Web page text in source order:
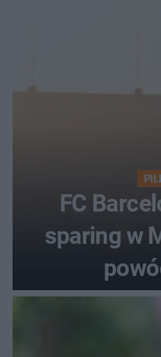
FC
sparing w